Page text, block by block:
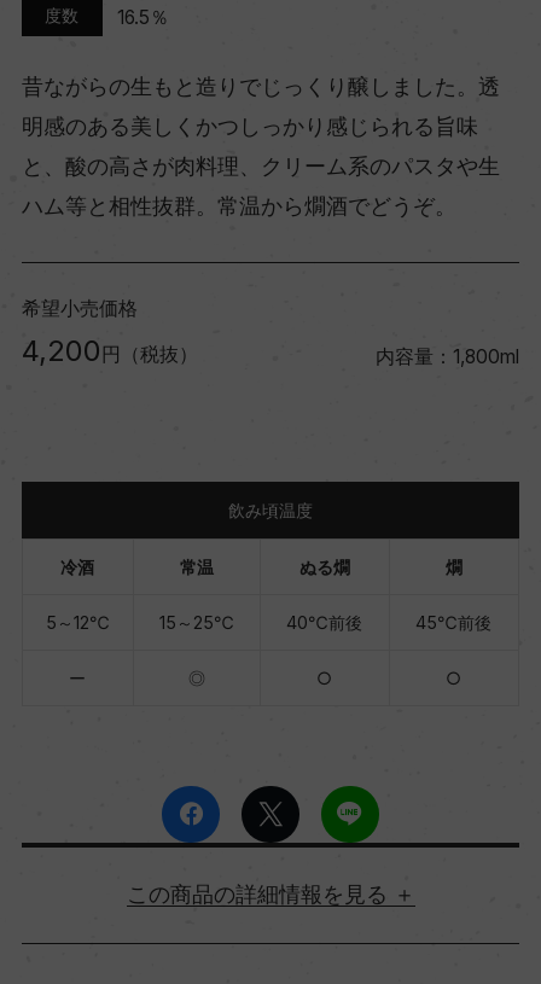
度数 16.5％
昔ながらの生もと造りでじっくり醸しました。透
明感のある美しくかつしっかり感じられる旨味
と、酸の高さが肉料理、クリーム系のパスタや生
ハム等と相性抜群。常温から燗酒でどうぞ。
希望小売価格
4,200 円（税抜） 内容量：1,800ml
飲み頃温度
冷酒 常温 ぬる燗 燗
5～12℃ 15～25℃ 40℃前後 45℃前後
ー ◎ ○ ○
詳細情報